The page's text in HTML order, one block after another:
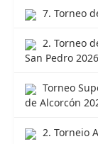
7. Torneo
2. Torneo
San Pedro 2026
Torneo
de Alcorcón
2. Torneio